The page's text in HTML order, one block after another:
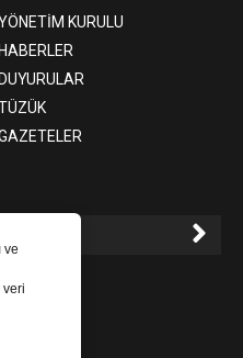
ve
veri
KURULU
HABERLER
DUYURULAR
erişin.